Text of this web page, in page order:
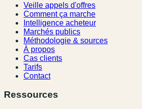
Veille appels d'offres
Comment ça marche
Intelligence acheteur
Marchés publics
Méthodologie & sources
À propos
Cas clients
Tarifs
Contact
Ressources